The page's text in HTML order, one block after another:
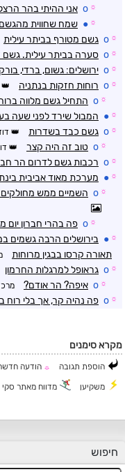
☼
o אני ההיתי בהר
☼
● שמח שחווית
☼
o גשם מטורף בביתר עילית
☼
o סערה בביתר עילית. גשם
☼
o ירושלים: גשום, ברדי,
☼
o רוחות חזקות בנתניה
☼
o התחיל גשם מלווה
☼
● המבול שירד לפני שעה
☼
o גשם כבד בשדרות
☼
o טוב זה היה קצר
☼
o רכבות גשם לדרום הר
☼
● מערכת מאוד אביבית
☼
o השמיים ממש
☼
o פה בהרי חברון יום
☼
● בירושלים הרבה גשמים
תאורה קרסו בבגין מרוחות
☼
o גראופל למרגלות החרמון
☼
o איפה? הר אודם?
☼
o פה נהיה קר, אך בלי רוח
מקרא סימנים
הוספת תגובה ☼ הודעה
משקיען מדווח מאתר סקי
חיפוש